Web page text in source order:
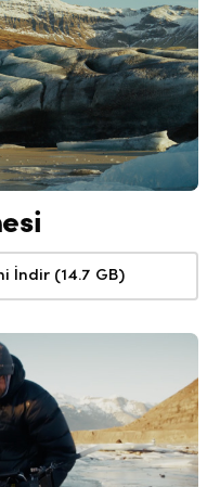
İndir (14.7 GB)